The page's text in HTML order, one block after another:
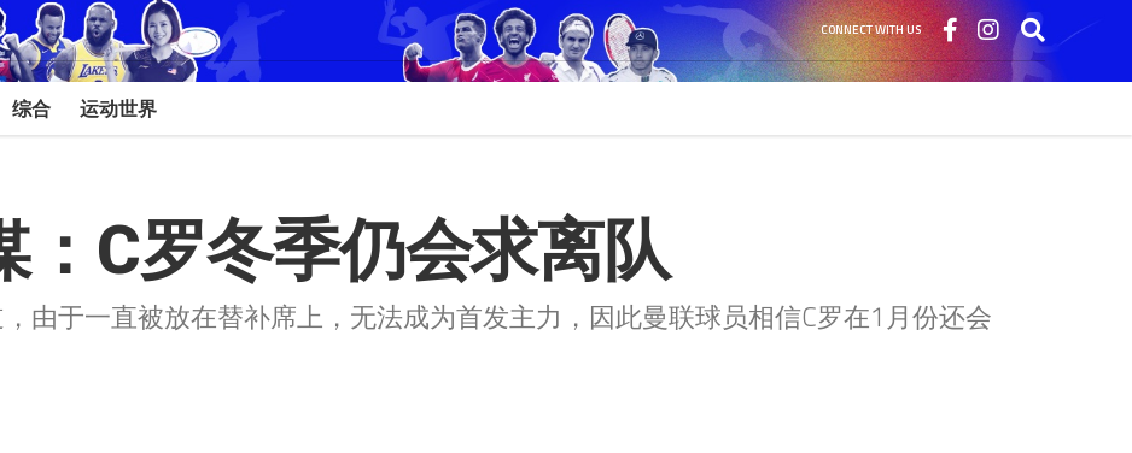
CONNECT WITH US
综合 运动世界
：C罗冬季仍会求离队
由于一直被放在替补席上，无法成为首发主力，因此曼联球员相信C罗在1月份还会